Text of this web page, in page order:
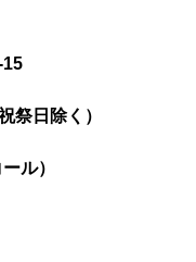
15
祭日除く）
ル）